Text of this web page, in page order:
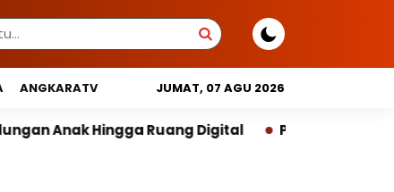
ANGKARATV JUMAT, 07 AGU 2026
Digital Pemprov DKI Libatkan Lintas